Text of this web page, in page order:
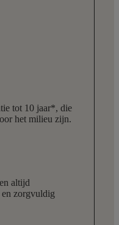
tot 10 jaar*, die
het milieu zijn.
altijd
en zorgvuldig